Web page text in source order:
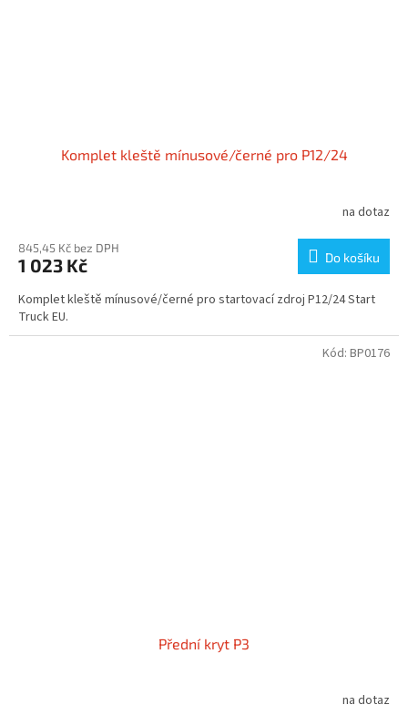
Komplet kleště mínusové/černé pro P12/24
na dotaz
845,45 Kč bez DPH
1 023 Kč Do košíku
Komplet kleště mínusové/černé pro startovací zdroj P12/24 Start
Truck EU.
Přední kryt P3
na dotaz
Kód: BP0176